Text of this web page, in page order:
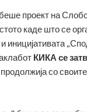
проект на
каде што се
иницијативата
КИКА се
со